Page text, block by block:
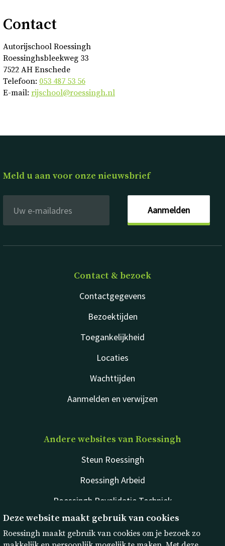
Deze website maakt gebruik van cookies
Roessingh maakt gebruik van cookies om je bezoek zo
Contact
Autorijschool Roessingh
Roessinghsbleekweg 33
7522 AH Enschede
Telefoon: 053 487 53 56
E-mail: rijschool@roessingh.nl
Meld u aan voor onze nieuwsbrief
Aanmelden
Contact & bezoek
Contactgegevens
Locaties
Bezoektijden
Wachttijden
Toegankelijkheid
Aanmelden en verwijzen
Andere websites van Roessingh
Steun Roessingh
Roessingh Revalidatie Techniek
Roessingh Arbeid
rdgKompagne